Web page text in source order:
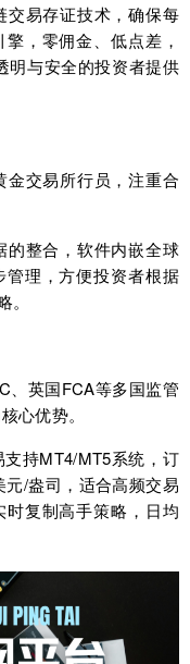
易存证技术，确保每
，零佣金、低点差，
明与安全的投资者提供
交易所行员，注重合
整合，软件内嵌全球
理，方便投资者根据
英国FCA等多国监管
心优势。
持MT4/MT5系统，订
/盎司，适合高频交易
复制高手策略，日均